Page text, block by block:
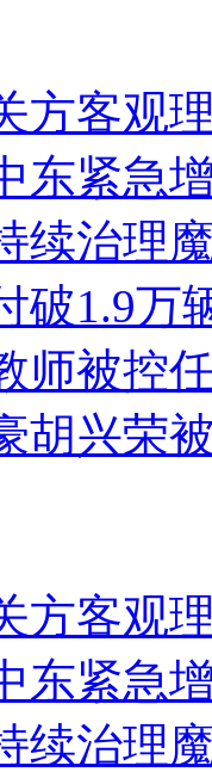
方客观
东紧急
续治理
破1.9万
师被控
胡兴荣
方客观
东紧急
续治理